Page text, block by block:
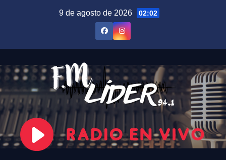
9 de agosto de 2026 02:02